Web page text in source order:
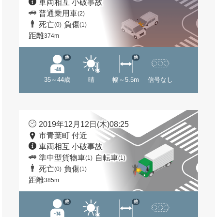
車両相互 小破事故
普通乗用車(2)
死亡(0) 負傷(1)
距離374m
35～44歳
他
晴 幅～5.5m
他
信号なし
2019年12月12日(木)08:25
市青葉町 付近
車両相互 小破事故
準中型貨物車(1) 自転車(1)
死亡(0) 負傷(1)
距離385m
他 他